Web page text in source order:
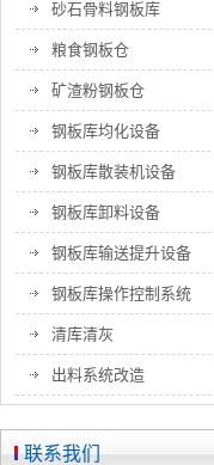
砂石骨料钢板库
粮食钢板仓
矿渣粉钢板仓
钢板库均化设备
钢板库散装机设备
钢板库卸料设备
钢板库输送提升设备
钢板库操作控制系统
清库清灰
出料系统改造
联系我们